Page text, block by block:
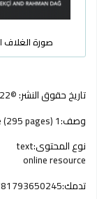
صورة الغلاف
تاريخ حقوق النشر:©2022
وصف:1 online resource (295 pages)
نوع المحتوى:text
online resource
تدمك: